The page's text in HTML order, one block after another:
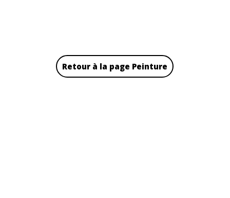
Retour à la page Peinture